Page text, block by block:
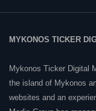
MYKONOS TICKER
Mykonos Ticker Digital
the island of Mykonos
websites and an